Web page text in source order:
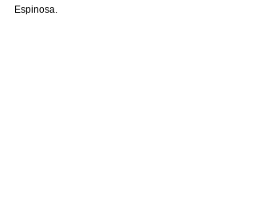
Espinosa.